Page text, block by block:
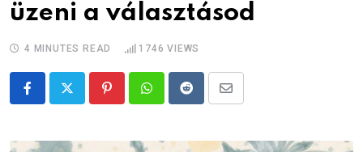
üzeni a választásod
4 MINUTES READ 1746 VIEWS
PinterestWhatsappRedditShare
Email